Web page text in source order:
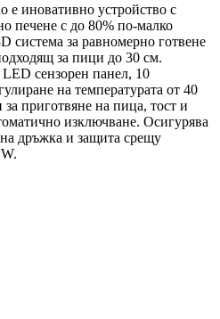
е иновативно устройство с
печене с до 80% по-малко
система за равномерно готвене
за пици до 30 см.
сензорен панел, 10
на температурата от 40
приготвяне на пица, тост и
изключване. Осигурява
дръжка и защита срещу